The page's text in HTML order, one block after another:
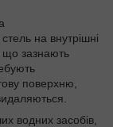
на внутрішні
що зазнають
поверхню,
водних засобів,